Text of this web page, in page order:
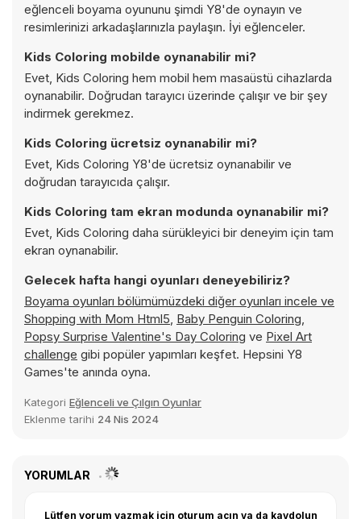
eğlenceli boyama oyununu şimdi Y8'de oynayın ve
resimlerinizi arkadaşlarınızla paylaşın. İyi eğlenceler.
Kids Coloring mobilde oynanabilir mi?
Evet, Kids Coloring hem mobil hem masaüstü cihazlarda
oynanabilir. Doğrudan tarayıcı üzerinde çalışır ve bir şey
indirmek gerekmez.
Kids Coloring ücretsiz oynanabilir mi?
Evet, Kids Coloring Y8'de ücretsiz oynanabilir ve
doğrudan tarayıcıda çalışır.
Kids Coloring tam ekran modunda oynanabilir mi?
Evet, Kids Coloring daha sürükleyici bir deneyim için tam
ekran oynanabilir.
Gelecek hafta hangi oyunları deneyebiliriz?
Boyama oyunları bölümümüzdeki diğer oyunları incele ve
Shopping with Mom Html5, Baby Penguin Coloring,
Popsy Surprise Valentine's Day Coloring ve Pixel Art
challenge gibi popüler yapımları keşfet. Hepsini Y8
Games'te anında oyna.
Kategori Eğlenceli ve Çılgın Oyunlar
Eklenme tarihi 24 Nis 2024
YORUMLAR
Lütfen yorum yazmak için oturum açın ya da kaydolun